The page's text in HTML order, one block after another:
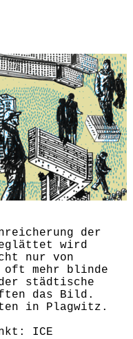
der
wird
nur von
oft mehr blinde
städtische
das Bild.
in Plagwitz.
ICE